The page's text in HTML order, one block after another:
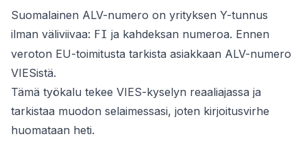
Suomalainen ALV-numero on yrityksen Y-tunnus
ilman väliviivaa: FI ja kahdeksan numeroa. Ennen
veroton EU-toimitusta tarkista asiakkaan ALV-numero
VIESistä.
Tämä työkalu tekee VIES-kyselyn reaaliajassa ja
tarkistaa muodon selaimessasi, joten kirjoitusvirhe
huomataan heti.